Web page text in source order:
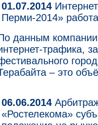
01.07.2014
Перми-2014»
данным
трафика,
– это
06.06.2014
«Ростелекома»